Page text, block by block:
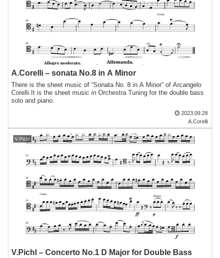
A.Corelli – sonata No.8 in A Minor
There is the sheet music of “Sonata No. 8 in A Minor” of Arcangelo
Corelli.It is the sheet music in Orchestra Tuning for the double bass
solo and piano.
2023.09.28
A.Corelli
V.Pichl
V.Pichl – Concerto No.1 D Major for Double Bass